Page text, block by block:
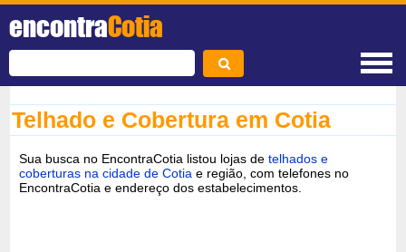
encontraCotia
Telhado e Cobertura em Cotia
Sua busca no EncontraCotia listou lojas detelhados e
coberturas na cidade de Cotia e região, com telefones no
EncontraCotia e endereço dos estabelecimentos.